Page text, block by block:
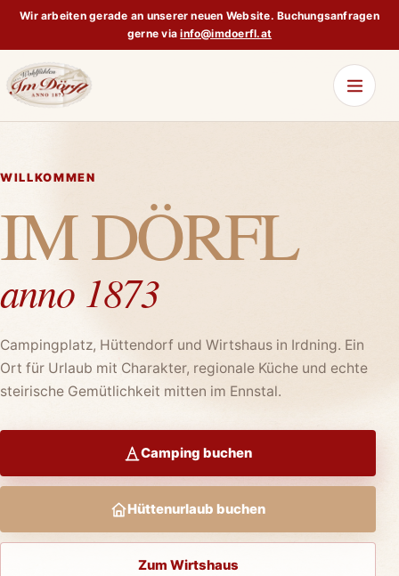
Wir arbeiten gerade an unserer neuen Website. Buchungsanfragen
gerne viainfo@imdoerfl.at
WILLKOMMEN
IM DÖRFL
anno 1873
Campingplatz, Hüttendorf und Wirtshaus in Irdning. Ein
Ort für Urlaub mit Charakter, regionale Küche und echte
steirische Gemütlichkeit mitten im Ennstal.
Camping buchen
Hüttenurlaub buchen
Zum Wirtshaus